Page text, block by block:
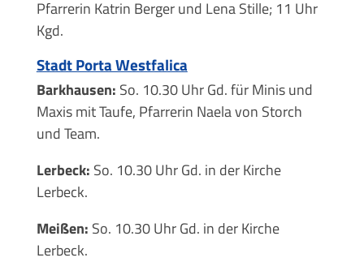
Pfarrerin Katrin Berger und Lena Stille; 11 Uhr
Kgd.
Stadt Porta Westfalica
Barkhausen: So. 10.30 Uhr Gd. für Minis und
Maxis mit Taufe, Pfarrerin Naela von Storch
und Team.
Lerbeck: So. 10.30 Uhr Gd. in der Kirche
Lerbeck.
Meißen: So. 10.30 Uhr Gd. in der Kirche
Lerbeck.